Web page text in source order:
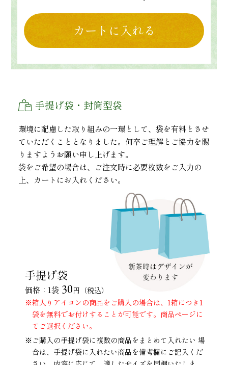
カートに入れる
手提げ袋・封筒型袋
環境に配慮した取り組みの一環として、袋を有料とさせ
ていただくこととなりました。何卒ご理解とご協力を賜
りますようお願い申し上げます。
袋をご希望の場合は、ご注文時に必要枚数をご入力の
上、カートにお入れください。
手提げ袋
価格：1袋 30円（税込）
※箱入りアイコンの商品をご購入の場合は、1箱につき1
袋を無料でお付けすることが可能です。商品ページに
てご選択ください。
※ご購入の手提げ袋に複数の商品をまとめて入れたい 場
合は、手提げ袋に入れたい商品を備考欄にご記入くだ